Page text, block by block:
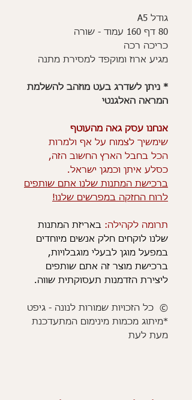
גודל A5
80 דף 160 עמוד - שורה
כריכה רכה
מגיע ארוז ומוקפד למסירת מתנה
* ניתן לשדרג בעט מוזהב להשלמת
המראה האלגנטי
אנחנו עסק גאה מהעוטף
שימשיך לצמוח על אף ולמרות
הכל בחבל הארץ החשוב הזה,
כסלע איתן וכמגן ישראל.
ברכישת המתנות שלנו אתם שותפים
לרוח החזקה במפרשים שלנו!
תרומה לקהילה: באריזת המתנות
שלנו לוקחים חלק אנשים מיוחדים
במפעל מוגן לבעלי מוגבלויות,
ברכישת מוצר זה אתם שותפים
ליצירת הזדמנות תעסוקתית שווה.
© כל הזכויות שמורות לנונה - גיפט
*מיתוג מכמות מינימום המתעדכנת
מעת לעת